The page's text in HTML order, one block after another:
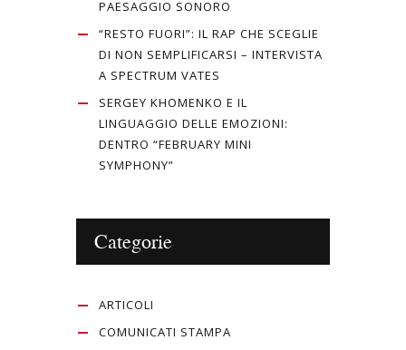
PAESAGGIO SONORO
“RESTO FUORI”: IL RAP CHE SCEGLIE
DI NON SEMPLIFICARSI – INTERVISTA
A SPECTRUM VATES
SERGEY KHOMENKO E IL
LINGUAGGIO DELLE EMOZIONI:
DENTRO “FEBRUARY MINI
SYMPHONY”
Categorie
ARTICOLI
COMUNICATI STAMPA